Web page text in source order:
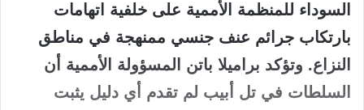
السوداء للمنظمة الأممية على خلفية اتهامات
بارتكاب جرائم عنف جنسي ممنهجة في مناطق
النزاع. وتؤكد براميلا باتن المسؤولة الأممية أن
السلطات في تل أبيب لم تقدم أي دليل يثبت